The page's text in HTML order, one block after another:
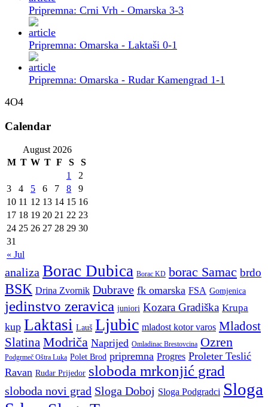
Pripremna: Crni Vrh - Omarska 3-3
Pripremna: Omarska - Laktaši 0-1
Pripremna: Omarska - Rudar Kamengrad 1-1
4O4
Calendar
August 2026
M T W T F S S
« Jul
1
2
3
4 5 6 7 8
9
10 11 12 13 14 15 16
17 18 19 20 21 22 23
24 25 26 27 28 29 30
31
analiza Borac Dubica Borac KD borac Samac brdo
BSK Drina Zvornik Dubrave fk omarska FSA Gomjenica
jedinstvo zeravica juniori Kozara Gradiška Krupa
kup Laktasi Lauš Ljubic mladost kotor varos Mladost
Slatina Modriča Naprijed Omladinac Brestovcina Ozren
Podgrmeč Oštra Luka Polet Brod pripremna Progres Proleter Teslić
Ravan Rudar Prijedor sloboda mrkonjić grad
sloboda novi grad Sloga Doboj Sloga Podgradci Sloga